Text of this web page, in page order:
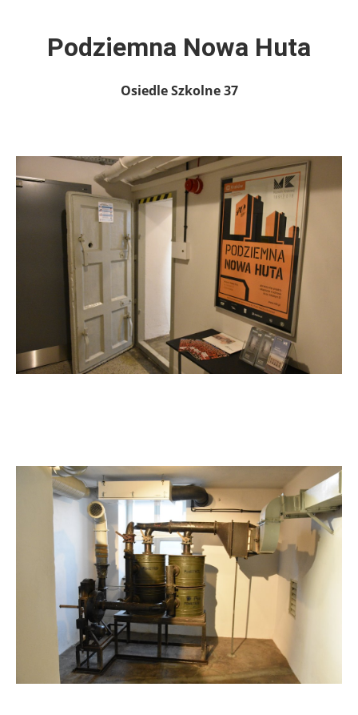
Podziemna Nowa Huta
Osiedle Szkolne 37